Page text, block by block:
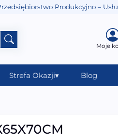
Produkcyjno –
Moje
Strefa Okazji▾ Blog